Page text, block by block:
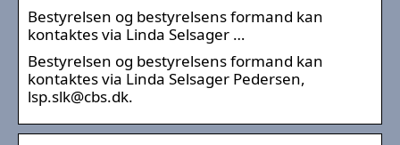
Bestyrelsen og bestyrelsens formand kan
kontaktes via Linda Selsager …
Bestyrelsen og bestyrelsens formand kan
kontaktes via Linda Selsager Pedersen,
lsp.slk@cbs.dk.